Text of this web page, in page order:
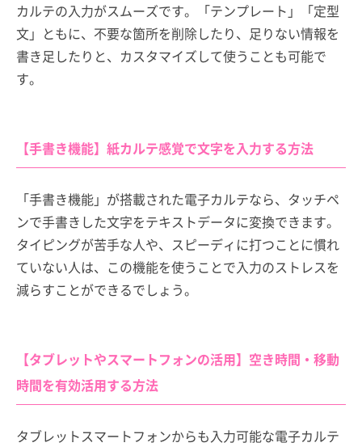
カルテの入力がスムーズです。「テンプレート」「定型
文」ともに、不要な箇所を削除したり、足りない情報を
書き足したりと、カスタマイズして使うことも可能で
す。
【手書き機能】紙カルテ感覚で文字を入力する方法
「手書き機能」が搭載された電子カルテなら、タッチペ
ンで手書きした文字をテキストデータに変換できます。
タイピングが苦手な人や、スピーディに打つことに慣れ
ていない人は、この機能を使うことで入力のストレスを
減らすことができるでしょう。
【タブレットやスマートフォンの活用】空き時間・移動
時間を有効活用する方法
タブレットスマートフォンからも入力可能な電子カルテ